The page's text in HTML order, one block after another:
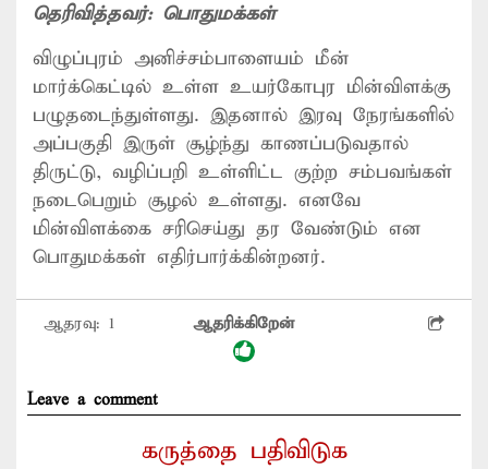
தெரிவித்தவர்: பொதுமக்கள்
விழுப்புரம் அனிச்சம்பாளையம் மீன்
மார்க்கெட்டில் உள்ள உயர்கோபுர மின்விளக்கு
பழுதடைந்துள்ளது. இதனால் இரவு நேரங்களில்
அப்பகுதி இருள் சூழ்ந்து காணப்படுவதால்
திருட்டு, வழிப்பறி உள்ளிட்ட குற்ற சம்பவங்கள்
நடைபெறும் சூழல் உள்ளது. எனவே
மின்விளக்கை சரிசெய்து தர வேண்டும் என
பொதுமக்கள் எதிர்பார்க்கின்றனர்.
ஆதரவு: 1 ஆதரிக்கிறேன்
Leave a comment
கருத்தை பதிவிடுக